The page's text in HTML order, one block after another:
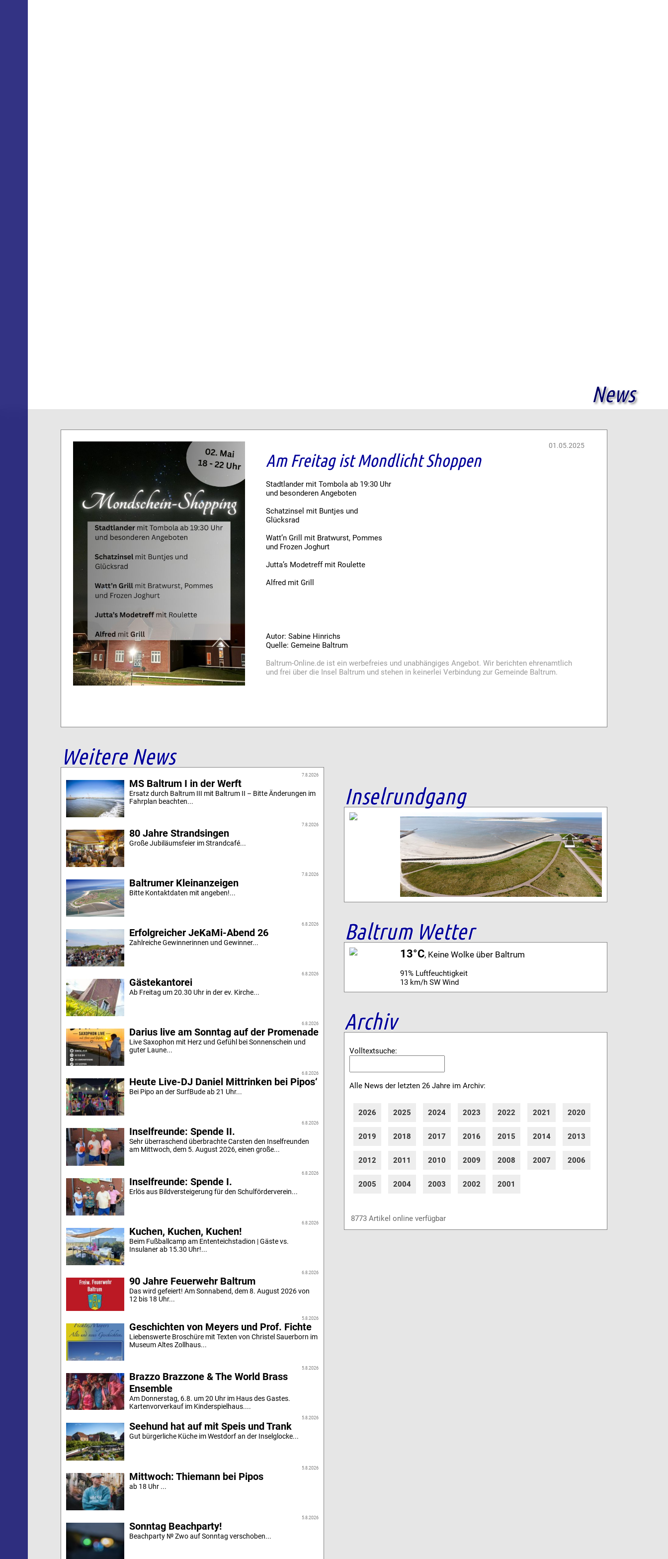
News
01.05.2025
Am Freitag ist Mondlicht Shoppen
Stadtlander mit Tombola ab 19:30 Uhr
und besonderen Angeboten
Schatzinsel mit Buntjes und
Glücksrad
Watt’n Grill mit Bratwurst, Pommes
und Frozen Joghurt
Jutta’s Modetreff mit Roulette
Alfred mit Grill
Autor: Sabine Hinrichs
Quelle: Gemeine Baltrum
Baltrum-Online.de ist ein werbefreies und unabhängiges Angebot. Wir berichten ehrenamtlich
und frei über die Insel Baltrum und stehen in keinerlei Verbindung zur Gemeinde Baltrum.
Weitere News
7.8.2026
MS Baltrum I in der Werft
Ersatz durch Baltrum III mit Baltrum II – Bitte Änderungen im
Fahrplan beachten...
7.8.2026
80 Jahre Strandsingen
Große Jubiläumsfeier im Strandcafé...
7.8.2026
Baltrumer Kleinanzeigen
Bitte Kontaktdaten mit angeben!...
6.8.2026
Erfolgreicher JeKaMi-Abend 26
Zahlreiche Gewinnerinnen und Gewinner...
6.8.2026
Gästekantorei
Ab Freitag um 20.30 Uhr in der ev. Kirche...
6.8.2026
Darius live am Sonntag auf der Promenade
Live Saxophon mit Herz und Gefühl bei Sonnenschein und
guter Laune...
6.8.2026
Heute Live-DJ Daniel Mittrinken bei Pipos‘
Bei Pipo an der SurfBude ab 21 Uhr...
6.8.2026
Inselfreunde: Spende II.
Sehr überraschend überbrachte Carsten den Inselfreunden
am Mittwoch, dem 5. August 2026, einen große...
6.8.2026
Inselfreunde: Spende I.
Erlös aus Bildversteigerung für den Schulförderverein...
6.8.2026
Kuchen, Kuchen, Kuchen!
Beim Fußballcamp am Ententeichstadion | Gäste vs.
Insulaner ab 15.30 Uhr!...
6.8.2026
90 Jahre Feuerwehr Baltrum
Das wird gefeiert! Am Sonnabend, dem 8. August 2026 von
12 bis 18 Uhr...
5.8.2026
Geschichten von Meyers und Prof. Fichte
Liebenswerte Broschüre mit Texten von Christel Sauerborn im
Museum Altes Zollhaus...
5.8.2026
Brazzo Brazzone & The World Brass
Ensemble
Am Donnerstag, 6.8. um 20 Uhr im Haus des Gastes.
Kartenvorverkauf im Kinderspielhaus....
5.8.2026
Seehund hat auf mit Speis und Trank
Gut bürgerliche Küche im Westdorf an der Inselglocke...
5.8.2026
Mittwoch: Thiemann bei Pipos
ab 18 Uhr ...
5.8.2026
Sonntag Beachparty!
Beachparty № Zwo auf Sonntag verschoben...
Inselrundgang
Baltrum Wetter
13°C, Keine Wolke über Baltrum
91% Luftfeuchtigkeit
13 km/h SW Wind
Archiv
Volltextsuche:
Alle News der letzten 26 Jahre im Archiv:
2026 2025 2024 2023 2022 2021 2020
2019 2018 2017 2016 2015 2014 2013
2012 2011 2010 2009 2008 2007 2006
2005 2004 2003 2002 2001
8773 Artikel online verfügbar